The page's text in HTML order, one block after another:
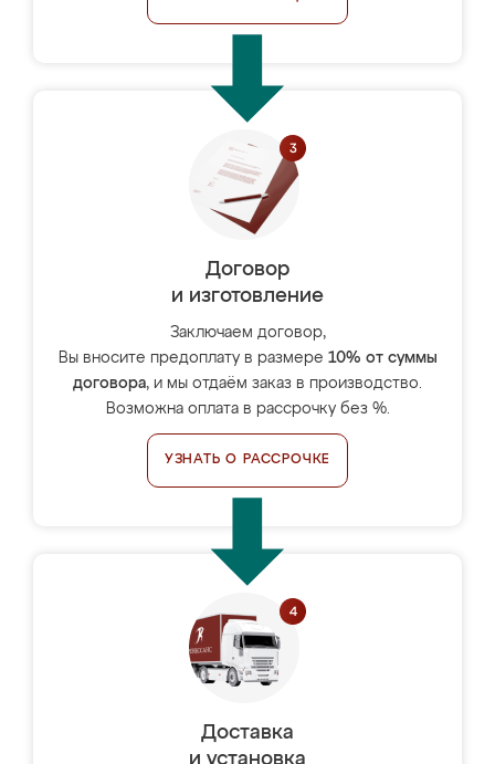
Договор
и изготовление
Заключаем договор,
Вы вносите предоплату в размере 10% от суммы
договора, и мы отдаём заказ в производство.
Возможна оплата в рассрочку без %.
УЗНАТЬ О РАССРОЧКЕ
Доставка
и установка